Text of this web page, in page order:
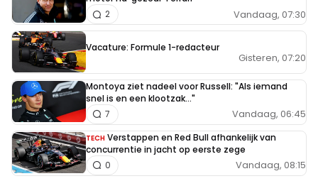
Vandaag, 07:30
2
Vacature: Formule 1-redacteur
Gisteren, 07:20
Montoya ziet nadeel voor Russell: "Als iemand
snel is en een klootzak..."
Vandaag, 06:45
7
TECH Verstappen en Red Bull afhankelijk van
concurrentie in jacht op eerste zege
Vandaag, 08:15
0